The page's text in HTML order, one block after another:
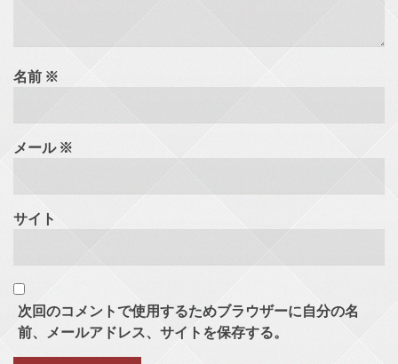
名前 ※
メール ※
サイト
次回のコメントで使用するためブラウザーに自分の名
前、メールアドレス、サイトを保存する。